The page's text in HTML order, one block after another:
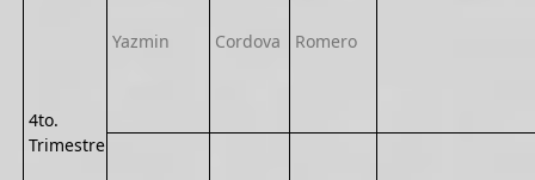
4to.
Trimestre
Yazmin Cordova Romero